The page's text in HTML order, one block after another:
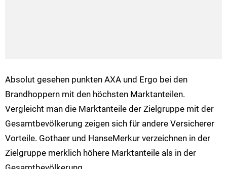
Absolut gesehen punkten AXA und Ergo bei den
Brandhoppern mit den höchsten Marktanteilen.
Vergleicht man die Marktanteile der Zielgruppe mit der
Gesamtbevölkerung zeigen sich für andere Versicherer
Vorteile. Gothaer und HanseMerkur verzeichnen in der
Zielgruppe merklich höhere Marktanteile als in der